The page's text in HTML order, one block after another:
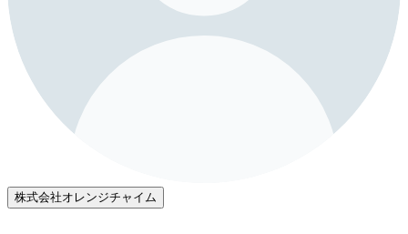
株式会社オレンジチャイム